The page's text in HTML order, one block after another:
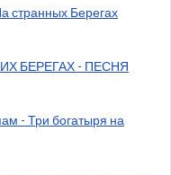
странных Берегах
БЕРЕГАХ - ПЕСНЯ
- Три богатыря на